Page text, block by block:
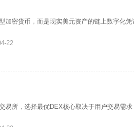
加密货币，而是现实美元资产的链上数字化
22
易所，选择最优DEX核心取决于用户交易需